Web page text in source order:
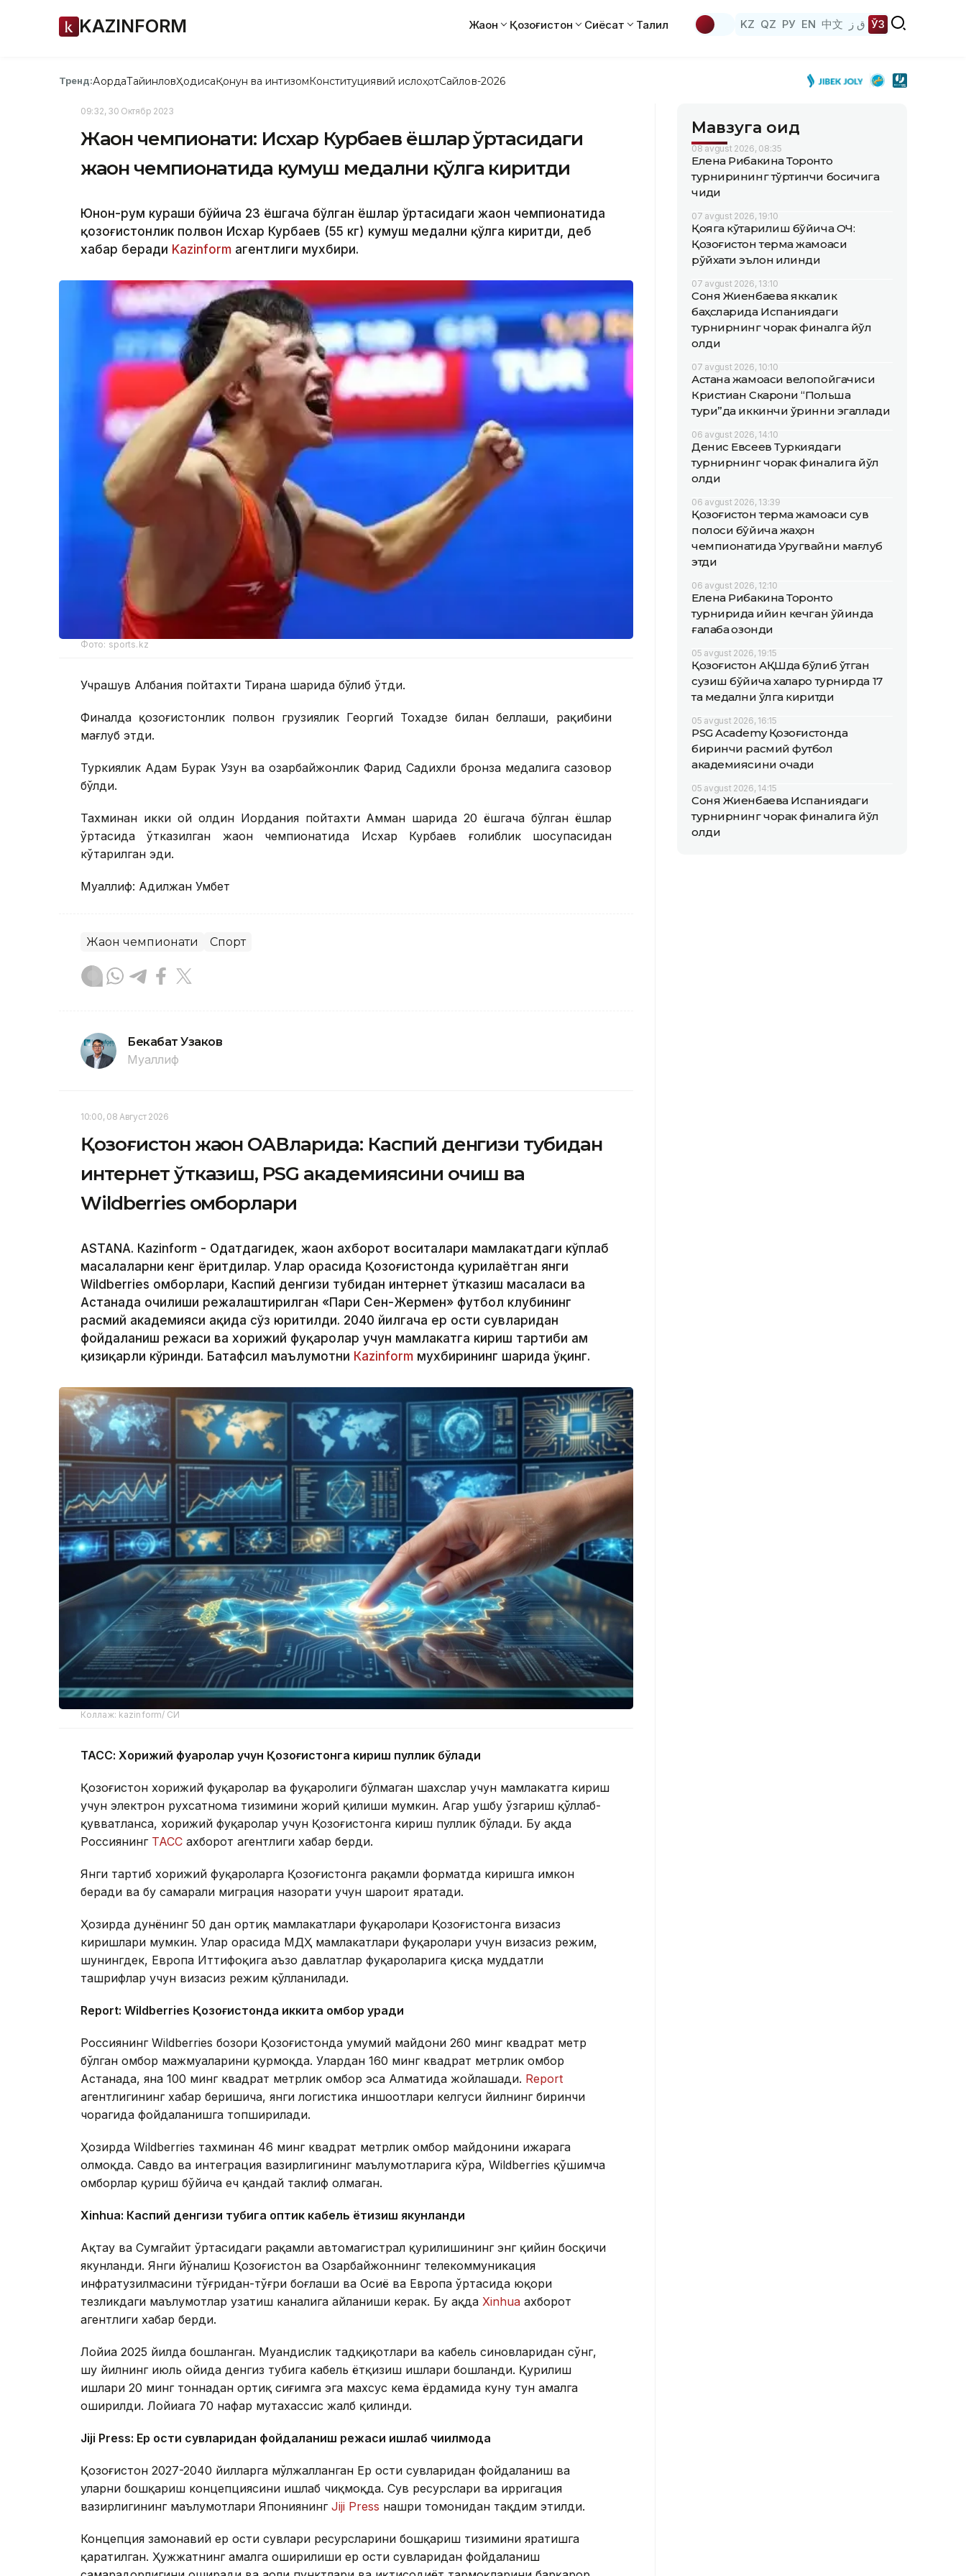
KAZINFORM Жаҳон Қозоғистон Сиёсат Таҳлил KZ QZ РУ EN 中文 ق ز ЎЗ
Тренд:АқордаТайинловҲодисаҚонун ва интизомКонституциявий ислоҳотСайлов-2026
09:32, 30 Октябр 2023
Жаҳон чемпионати: Исхар Курбаев ёшлар ўртасидаги
жаҳон чемпионатида кумуш медални қўлга киритди
Юнон-рум кураши бўйича 23 ёшгача бўлган ёшлар ўртасидаги жаҳон чемпионатида
қозоғистонлик полвон Исхар Курбаев (55 кг) кумуш медални қўлга киритди, деб
хабар беради Kazinform агентлиги мухбири.
Фото: sports.kz
Учрашув Албания пойтахти Тирана шаҳрида бўлиб ўтди.
Финалда қозоғистонлик полвон грузиялик Георгий Тохадзе билан беллаши, рақибини
мағлуб этди.
Туркиялик Адам Бурак Узун ва озарбайжонлик Фарид Садихли бронза медалига сазовор
бўлди.
Тахминан икки ой олдин Иордания пойтахти Амман шаҳрида 20 ёшгача бўлган ёшлар
ўртасида ўтказилган жаҳон чемпионатида Исхар Курбаев ғолиблик шоҳсупасидан
кўтарилган эди.
Муаллиф: Адилжан Умбет
Жаҳон чемпионати Спорт
Бекабат Узаков
Муаллиф
10:00, 08 Август 2026
Қозоғистон жаҳон ОАВларида: Каспий денгизи тубидан
интернет ўтказиш, PSG академиясини очиш ва
Wildberries омборлари
ASTANА. Кazinform - Одатдагидек, жаҳон ахборот воситалари мамлакатдаги кўплаб
масалаларни кенг ёритдилар. Улар орасида Қозоғистонда қурилаётган янги
Wildberries омборлари, Каспий денгизи тубидан интернет ўтказиш масаласи ва
Астанада очилиши режалаштирилган «Пари Сен-Жермен» футбол клубининг
расмий академияси ҳақида сўз юритилди. 2040 йилгача ер ости сувларидан
фойдаланиш режаси ва хорижий фуқаролар учун мамлакатга кириш тартиби ҳам
қизиқарли кўринди. Батафсил маълумотни Кazinform мухбирининг шарҳида ўқинг.
Коллаж: kazinform/ СИ
ТАСС: Хорижий фуқаролар учун Қозоғистонга кириш пуллик бўлади
Қозоғистон хорижий фуқаролар ва фуқаролиги бўлмаган шахслар учун мамлакатга кириш
учун электрон рухсатнома тизимини жорий қилиши мумкин. Агар ушбу ўзгариш қўллаб-
қувватланса, хорижий фуқаролар учун Қозоғистонга кириш пуллик бўлади. Бу ҳақда
Россиянинг ТАСС ахборот агентлиги хабар берди.
Янги тартиб хорижий фуқароларга Қозоғистонга рақамли форматда киришга имкон
беради ва бу самарали миграция назорати учун шароит яратади.
Ҳозирда дунёнинг 50 дан ортиқ мамлакатлари фуқаролари Қозоғистонга визасиз
киришлари мумкин. Улар орасида МДҲ мамлакатлари фуқаролари учун визасиз режим,
шунингдек, Европа Иттифоқига аъзо давлатлар фуқароларига қисқа муддатли
ташрифлар учун визасиз режим қўлланилади.
Report: Wildberries Қозоғистонда иккита омбор қуради
Россиянинг Wildberries бозори Қозоғистонда умумий майдони 260 минг квадрат метр
бўлган омбор мажмуаларини қурмоқда. Улардан 160 минг квадрат метрлик омбор
Астанада, яна 100 минг квадрат метрлик омбор эса Алматида жойлашади. Report
агентлигининг хабар беришича, янги логистика иншоотлари келгуси йилнинг биринчи
чорагида фойдаланишга топширилади.
Ҳозирда Wildberries тахминан 46 минг квадрат метрлик омбор майдонини ижарага
олмоқда. Савдо ва интеграция вазирлигининг маълумотларига кўра, Wildberries қўшимча
омборлар қуриш бўйича ҳеч қандай таклиф олмаган.
Xinhuа: Каспий денгизи тубига оптик кабель ётқизиш якунланди
Ақтау ва Сумгайит ўртасидаги рақамли автомагистрал қурилишининг энг қийин босқичи
якунланди. Янги йўналиш Қозоғистон ва Озарбайжоннинг телекоммуникация
инфратузилмасини тўғридан-тўғри боғлаши ва Осиё ва Европа ўртасида юқори
тезликдаги маълумотлар узатиш каналига айланиши керак. Бу ҳақда Xinhua ахборот
агентлиги хабар берди.
Лойиҳа 2025 йилда бошланган. Муҳандислик тадқиқотлари ва кабель синовларидан сўнг,
шу йилнинг июль ойида денгиз тубига кабель ётқизиш ишлари бошланди. Қурилиш
ишлари 20 минг тоннадан ортиқ сиғимга эга махсус кема ёрдамида куну тун амалга
оширилди. Лойиҳага 70 нафар мутахассис жалб қилинди.
Jiji Press: Ер ости сувларидан фойдаланиш режаси ишлаб чиқилмоқда
Қозоғистон 2027-2040 йилларга мўлжалланган Ер ости сувларидан фойдаланиш ва
уларни бошқариш концепциясини ишлаб чиқмоқда. Сув ресурслари ва ирригация
вазирлигининг маълумотлари Япониянинг Jiji Press нашри томонидан тақдим этилди.
Концепция замонавий ер ости сувлари ресурсларини бошқариш тизимини яратишга
қаратилган. Ҳужжатнинг амалга оширилиши ер ости сувларидан фойдаланиш
Мавзуга оид
08 avgust 2026, 08:35
Елена Рибакина Торонто
турнирининг тўртинчи босқичига
чиқди
07 avgust 2026, 19:10
Қояга кўтарилиш бўйича ОЧ:
Қозоғистон терма жамоаси
рўйхати эълон қилинди
07 avgust 2026, 13:10
Соня Жиенбаева яккалик
баҳсларида Испаниядаги
турнирнинг чорак финалга йўл
олди
07 avgust 2026, 10:10
Астана жамоаси велопойгачиси
Кристиан Скарони “Польша
тури”да иккинчи ўринни эгаллади
06 avgust 2026, 14:10
Денис Евсеев Туркиядаги
турнирнинг чорак финалига йўл
олди
06 avgust 2026, 13:39
Қозоғистон терма жамоаси сув
полоси бўйича жаҳон
чемпионатида Уругвайни мағлуб
этди
06 avgust 2026, 12:10
Елена Рибакина Торонто
турнирида қийин кечган ўйинда
ғалаба қозонди
05 avgust 2026, 19:15
Қозоғистон АҚШда бўлиб ўтган
сузиш бўйича халқаро турнирда 17
та медални қўлга киритди
05 avgust 2026, 16:15
PSG Academy Қозоғистонда
биринчи расмий футбол
академиясини очади
05 avgust 2026, 14:15
Соня Жиенбаева Испаниядаги
турнирнинг чорак финалига йўл
олди